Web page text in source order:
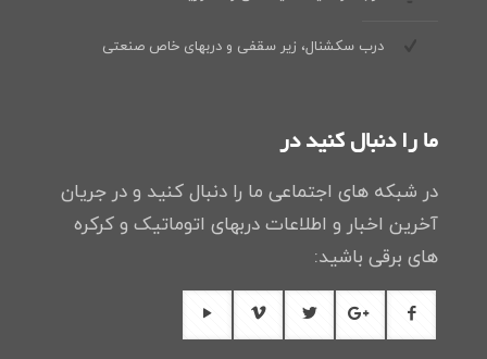
درب سکشنال، زیر سقفی و دربهای خاص صنعتی
ما را دنبال کنید در
در شبکه های اجتماعی ما را دنبال کنید و در جریان
آخرین اخبار و اطلاعات دربهای اتوماتیک و کرکره
های برقی باشید: